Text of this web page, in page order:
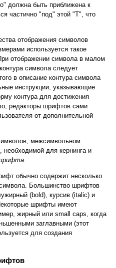
должна быть приближена к
частично "под" этой "Т", что
отображения символов
используется такое
отображении символа в малом
символа следует
в описание контура символа
инструкции, указывающие
контура для достижения
редакторы шрифтов сами
от дополнительной
межсимвольном
для кернинга и
.
обычно содержит несколько
Большинство шрифтов
(bold), курсив (italic) и
шрифты имеют
жирный или small caps, когда
заглавными (этот
для создания